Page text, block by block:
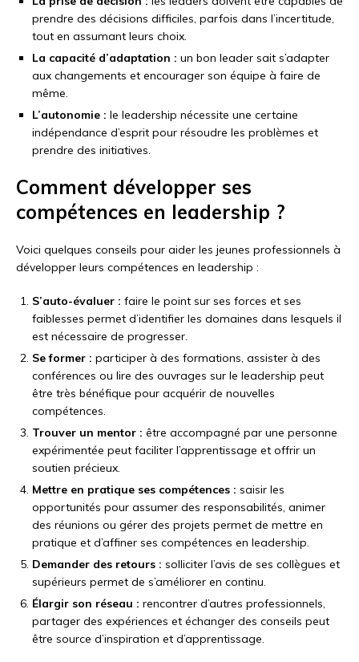
prendre des décisions difficiles, parfois dans l’incertitude,
tout en assumant leurs choix.
La capacité d’adaptation : un bon leader sait s’adapter
aux changements et encourager son équipe à faire de
même.
L’autonomie : le leadership nécessite une certaine
indépendance d’esprit pour résoudre les problèmes et
prendre des initiatives.
Comment développer ses
compétences en leadership ?
Voici quelques conseils pour aider les jeunes professionnels à
développer leurs compétences en leadership :
S’auto-évaluer : faire le point sur ses forces et ses
faiblesses permet d’identifier les domaines dans lesquels il
est nécessaire de progresser.
Se former : participer à des formations, assister à des
conférences ou lire des ouvrages sur le leadership peut
être très bénéfique pour acquérir de nouvelles
compétences.
Trouver un mentor : être accompagné par une personne
expérimentée peut faciliter l’apprentissage et offrir un
soutien précieux.
Mettre en pratique ses compétences : saisir les
opportunités pour assumer des responsabilités, animer
des réunions ou gérer des projets permet de mettre en
pratique et d’affiner ses compétences en leadership.
Demander des retours : solliciter l’avis de ses collègues et
supérieurs permet de s’améliorer en continu.
Élargir son réseau : rencontrer d’autres professionnels,
partager des expériences et échanger des conseils peut
être source d’inspiration et d’apprentissage.